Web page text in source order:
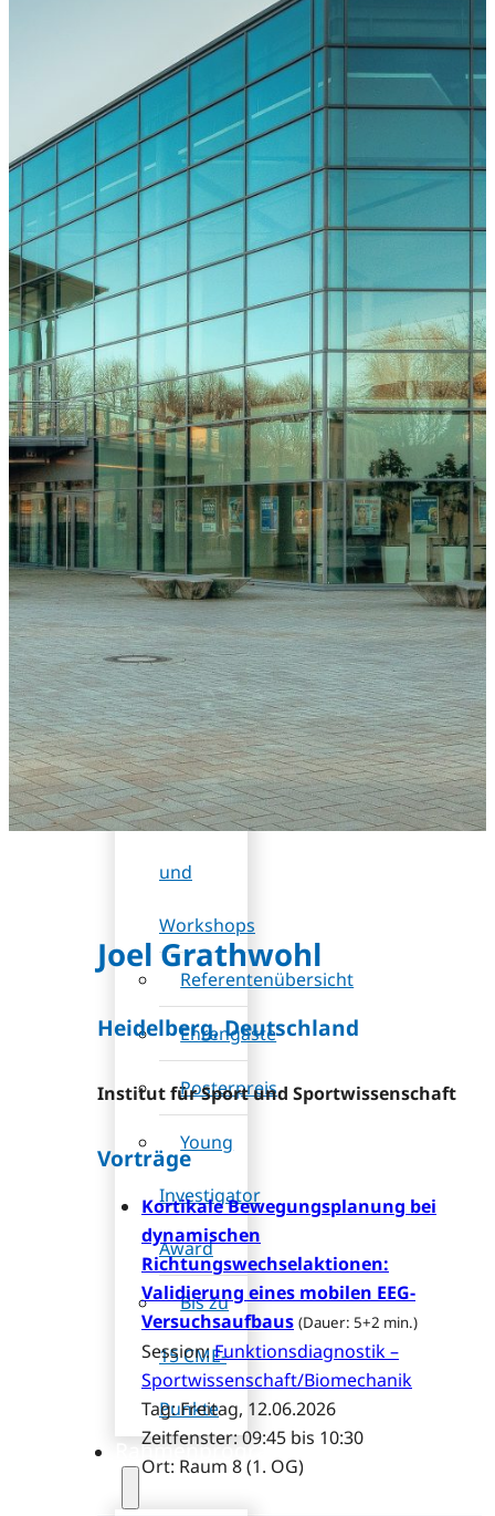
Kongress
2027 in
Freiburg
Downloads
Kongressarchiv
Kongressort
OsnabrückHalle
Hotels
Anreise
mit der
DB
(Rabatt)
Wissenschaftliches
Programm
Sessions
und
Workshops
Referentenübersicht
Ehrengäste
Posterpreis
Young
Investigator
Award
Bis zu
15 CME-
Punkte
Rahmenprogramm
Joel Grathwohl
Heidelberg, Deutschland
Institut für Sport und Sportwissenschaft
Vorträge
Kortikale Bewegungsplanung bei
dynamischen
Richtungswechselaktionen:
Validierung eines mobilen EEG-
Versuchsaufbaus (Dauer: 5+2 min.)
Session:Funktionsdiagnostik –
Sportwissenschaft/Biomechanik
Tag: Freitag, 12.06.2026
Zeitfenster: 09:45 bis 10:30
Ort: Raum 8 (1. OG)